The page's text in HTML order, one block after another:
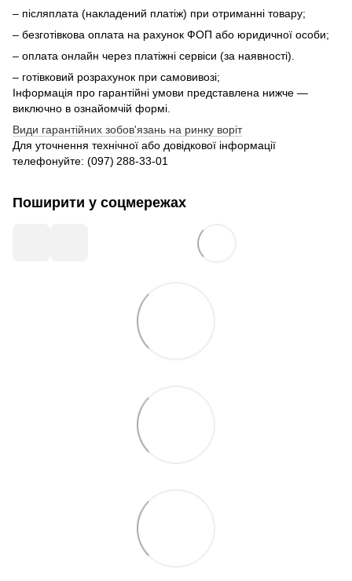
– післяплата (накладений платіж) при отриманні товару;
– безготівкова оплата на рахунок ФОП або юридичної особи;
– оплата онлайн через платіжні сервіси (за наявності).
– готівковий розрахунок при самовивозі;
Інформація про гарантійні умови представлена нижче —
виключно в ознайомчій формі.
Види гарантійних зобов'язань на ринку воріт
Для уточнення технічної або довідкової інформації
телефонуйте: (097) 288‑33‑01
Поширити у соцмережах